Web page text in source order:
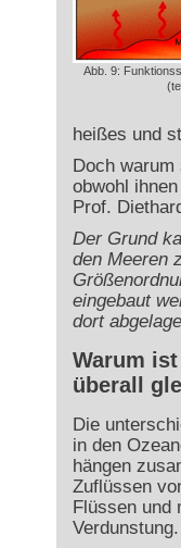
Abb. 9:
heißes und
Doch
obwohl
Prof.
Der Grund
den Meeren
eingebaut
dort
Warum
überall
Die
in den
hängen
Zuflüssen
Flüssen und
Verdunstung.